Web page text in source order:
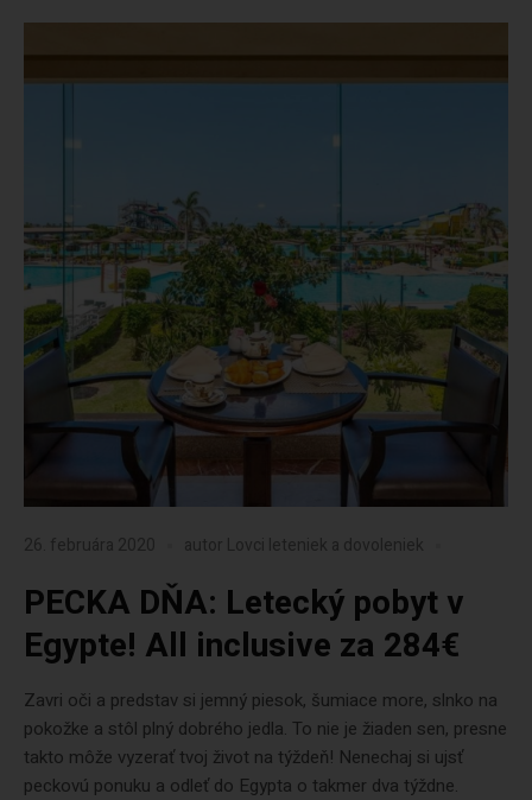
26. februára 2020 autor Lovci leteniek a dovoleniek
PECKA DŇA: Letecký pobyt v
Egypte! All inclusive za 284€
Zavri oči a predstav si jemný piesok, šumiace more, slnko na
pokožke a stôl plný dobrého jedla. To nie je žiaden sen, presne
takto môže vyzerať tvoj život na týždeň! Nenechaj si ujsť
peckovú ponuku a odleť do Egypta o takmer dva týždne.